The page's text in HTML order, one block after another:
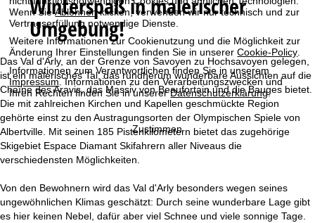
Wenn SieAblehnenklicken, verwenden wir nur technisch und zur
Vertragserfüllung notwendige Dienste.
Weitere Informationen zur Cookienutzung und die Möglichkeit zur
Änderung Ihrer Einstellungen finden Sie in unsererCookie-Policy
Informationen zum Verantwortlichen finden Sie in unserem
Impressum. Informationen zu den Verarbeitungszwecken und
Ihren Rechten finden Sie in unsererDatenschutzerklärung.
Zustimmen
a
r
t
s
e
i
e
Winterspaß in malerischer
Umgebung!
Das Val d'Arly, an der Grenze von Savoyen zu Hochsavoyen gelegen,
ist ein malerisches Tal, das rundherum wunderbare Aussichten auf die
Chaîne des Aravis, das Massiv von Beaufortain und die Bauges bietet.
Die mit zahlreichen Kirchen und Kapellen geschmückte Region
gehörte einst zu den Austragungsorten der Olympischen Spiele von
Albertville. Mit seinen 185 Pistenkilometern bietet das zugehörige
Skigebiet Espace Diamant Skifahrern aller Niveaus die
verschiedensten Möglichkeiten.
Von den Bewohnern wird das Val d'Arly besonders wegen seines
ungewöhnlichen Klimas geschätzt: Durch seine wunderbare Lage gibt
es hier keinen Nebel, dafür aber viel Schnee und viele sonnige Tage.